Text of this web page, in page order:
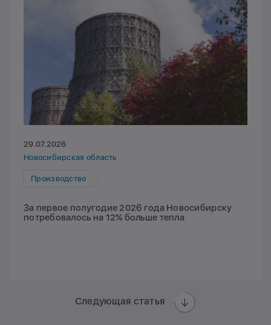
29.07.2026
Новосибирская область
Производство
За первое полугодие 2026 года Новосибирску
потребовалось на 12% больше тепла
Следующая статья